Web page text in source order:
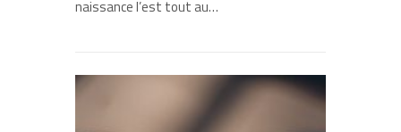
naissance l’est tout au…